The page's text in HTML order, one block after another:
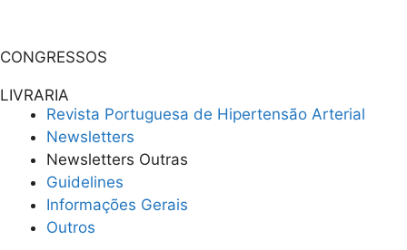
CONGRESSOS
LIVRARIA
Revista Portuguesa de Hipertensão Arterial
Newsletters
Newsletters Outras
Guidelines
Informações Gerais
Outros